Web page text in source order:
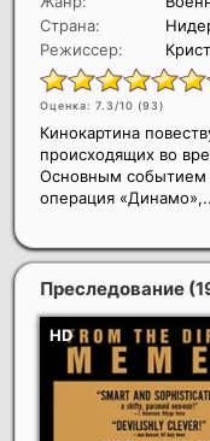
Страна:
Режиссер:
Оценка: 7.3/10 (93)
Кинокартина
происходящих во
Основным событием
операция
Преследование